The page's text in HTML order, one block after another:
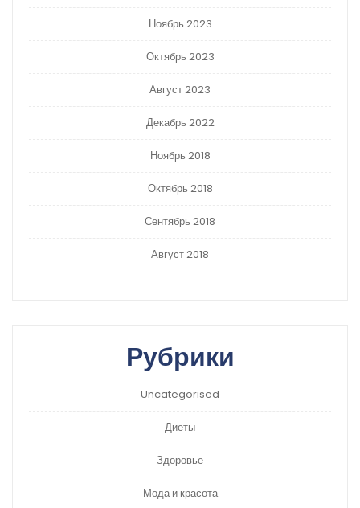
Ноябрь 2023
Октябрь 2023
Август 2023
Декабрь 2022
Ноябрь 2018
Октябрь 2018
Сентябрь 2018
Август 2018
Рубрики
Uncategorised
Диеты
Здоровье
Мода и красота